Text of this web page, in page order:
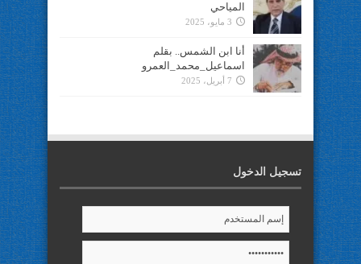
المياحي
3 مايو، 2025
أنا ابن الشمس.. بقلم
اسماعيل_محمد_العمرو
7 أبريل، 2025
تسجيل الدخول